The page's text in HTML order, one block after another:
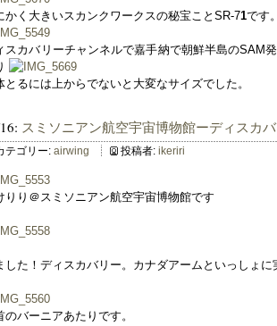
かく大きいスカンクワークスの秘宝ことSR-71です
スカバリーチャンネルで嘉手納で朝鮮半島のSAM
とるには上からでないと大変なサイズでした。
スミソニアン航空宇宙博物館ーディスカ
テゴリー: airwing 投稿者: ikeriri
りり＠スミソニアン航空宇宙博物館です
した！ディスカバリー。カナダアームといっしょ
のバーニアあたりです。